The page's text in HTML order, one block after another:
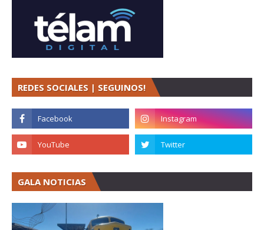
REDES SOCIALES | SEGUINOS!
GALA NOTICIAS